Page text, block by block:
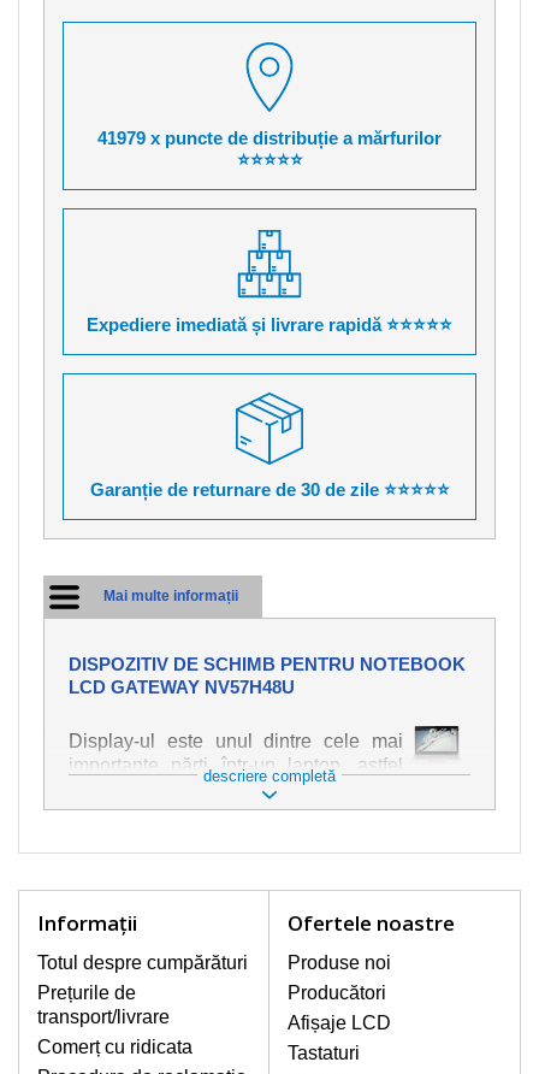
41979 x puncte de distribuție a mărfurilor
⭐⭐⭐⭐⭐
Expediere imediată și livrare rapidă ⭐⭐⭐⭐⭐
Garanție de returnare de 30 de zile ⭐⭐⭐⭐⭐
Mai multe informații
DISPOZITIV DE SCHIMB PENTRU NOTEBOOK
LCD GATEWAY NV57H48U
Display-ul este unul dintre cele mai
importante părți într-un laptop, astfel
încât ne străduim să oferim piese de
schimb de cea mai bună calitate.
ul cu cea mai mare atenție. Cele mai
natură mecanică, cum ar fi afișajul rupt
sau crăpat. În plus, dungile verticale,
afișajul neiluminat, luminozitatea
intermitentă sau neuniformă
descriere completă
Informaţii
Totul despre cumpărături
Prețurile de
transport/livrare
Comerț cu ridicata
Ofertele noastre
Produse noi
Producători
Afișaje LCD
Tastaturi